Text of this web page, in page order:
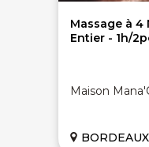
Massage à 4
Entier - 1h/
Maison